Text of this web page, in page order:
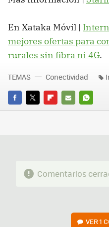
En Xataka Móvil |
mejores ofertas para
rurales sin fibra ni 4G.
FACEBOOK
TWITTERFLIPBOARD
E-
TEMAS Conectividad
Comentarios
VER1